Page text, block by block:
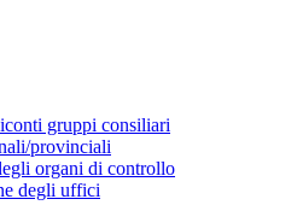
gruppi consiliari
provinciali
organi di controllo
degli uffici